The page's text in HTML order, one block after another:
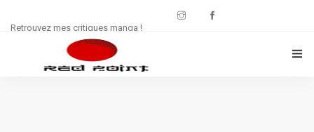
Retrouvez mes critiques manga !